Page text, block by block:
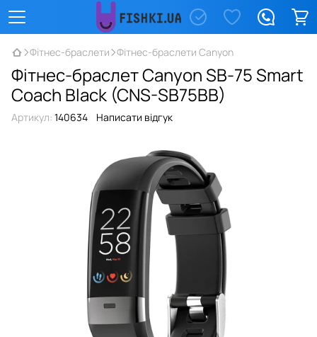
Фітнес-браслети Фітнес-браслети Canyon
Фітнес-браслет Canyon SB-75 Smart
Coach Black (CNS-SB75BB)
Артикул: 140634 Написати відгук